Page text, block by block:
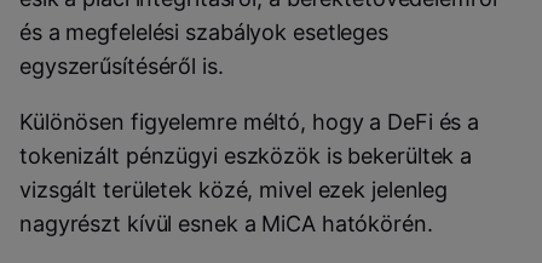
és a megfelelési szabályok esetleges
egyszerűsítéséről is.
Különösen figyelemre méltó, hogy a DeFi és a
tokenizált pénzügyi eszközök is bekerültek a
vizsgált területek közé, mivel ezek jelenleg
nagyrészt kívül esnek a MiCA hatókörén.